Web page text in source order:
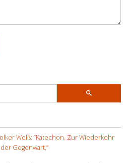
Weiß: “Katechon. Zur Wiederkehr
Gegenwart.”